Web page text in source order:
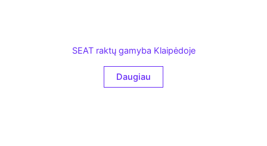
SEAT raktų gamyba Klaipėdoje
Daugiau